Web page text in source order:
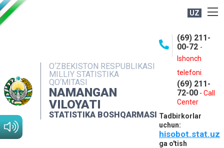
UZ
O‘ZBEKISTON RESPUBLIKASI
MILLIY STATISTIKA
QO‘MITASI
NAMANGAN
VILOYATI
STATISTIKA BOSHQARMASI
(69) 211-
00-72 -
Ishonch
telefoni
(69) 211-
72-00 - Call
Center
Tadbirkorlar
uchun:
hisobot.stat.uz
ga o'tish
NASHRLAR
INTERAKTIV XIZMATLAR
MATBUOT XIZMATI
MUROJAATLAR